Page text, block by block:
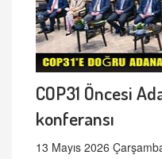
COP31 Öncesi
konferansı
13 Mayıs 2026